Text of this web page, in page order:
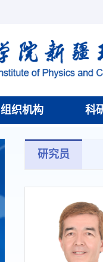
组织机构 科
研究员